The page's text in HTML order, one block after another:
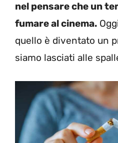
nel pensare che un
fumare al cinema.
quello è diventato un
siamo lasciati alle